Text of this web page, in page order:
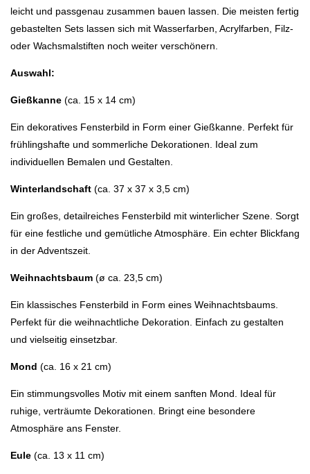
leicht und passgenau zusammen bauen lassen. Die meisten fertig
gebastelten Sets lassen sich mit Wasserfarben, Acrylfarben, Filz-
oder Wachsmalstiften noch weiter verschönern.
Auswahl:
Gießkanne (ca. 15 x 14 cm)
Ein dekoratives Fensterbild in Form einer Gießkanne. Perfekt für
frühlingshafte und sommerliche Dekorationen. Ideal zum
individuellen Bemalen und Gestalten.
Winterlandschaft (ca. 37 x 37 x 3,5 cm)
Ein großes, detailreiches Fensterbild mit winterlicher Szene. Sorgt
für eine festliche und gemütliche Atmosphäre. Ein echter Blickfang
in der Adventszeit.
Weihnachtsbaum (ø ca. 23,5 cm)
Ein klassisches Fensterbild in Form eines Weihnachtsbaums.
Perfekt für die weihnachtliche Dekoration. Einfach zu gestalten
und vielseitig einsetzbar.
Mond (ca. 16 x 21 cm)
Ein stimmungsvolles Motiv mit einem sanften Mond. Ideal für
ruhige, verträumte Dekorationen. Bringt eine besondere
Atmosphäre ans Fenster.
Eule (ca. 13 x 11 cm)